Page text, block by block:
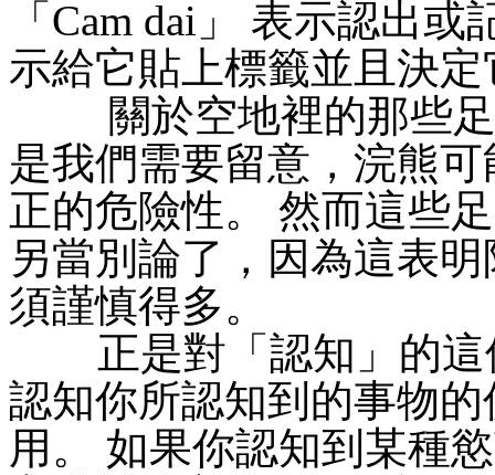
「Cam dai」 表示認出
示給它貼上標籤並且決
關於空地裡的那些足
是我們需要留意，浣熊
正的危險性。 然而這些
另當別論了，因為這表
須謹慎得多。
正是對「認知」的這
認知你所認知到的事物
用。 如果你認知到某種